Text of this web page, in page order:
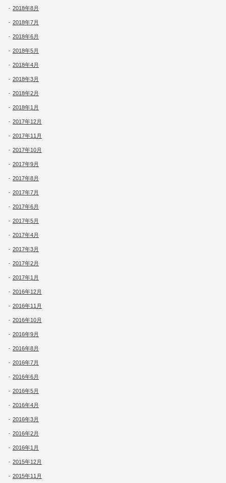
2018年8月
2018年7月
2018年6月
2018年5月
2018年4月
2018年3月
2018年2月
2018年1月
2017年12月
2017年11月
2017年10月
2017年9月
2017年8月
2017年7月
2017年6月
2017年5月
2017年4月
2017年3月
2017年2月
2017年1月
2016年12月
2016年11月
2016年10月
2016年9月
2016年8月
2016年7月
2016年6月
2016年5月
2016年4月
2016年3月
2016年2月
2016年1月
2015年12月
2015年11月